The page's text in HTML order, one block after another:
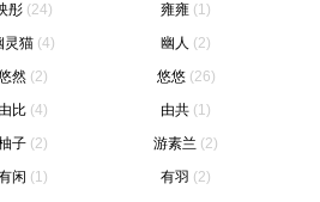
彤 (24) 雍雍 (1)
灵猫 (4) 幽人 (2)
然 (2) 悠悠 (26)
由比 (4) 由共 (1)
子 (2) 游素兰 (2)
闲 (1) 有羽 (2)